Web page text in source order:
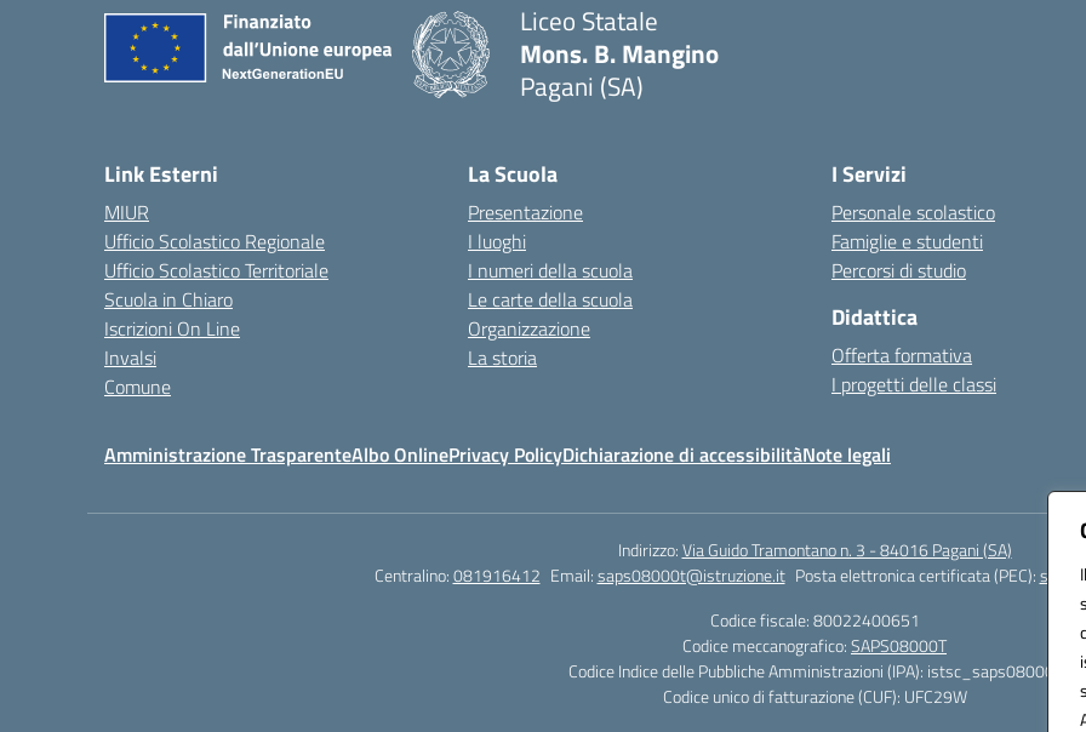
Liceo Statale
Mons. B. Mangino
Pagani (SA)
Link Esterni
MIUR
Ufficio Scolastico Regionale
Ufficio Scolastico Territoriale
Scuola in Chiaro
Iscrizioni On Line
Invalsi
Comune
La Scuola
Presentazione
I luoghi
I numeri della scuola
Le carte della scuola
Organizzazione
La storia
I Servizi
Personale scolastico
Famiglie e studenti
Percorsi di studio
Didattica
Offerta formativa
I progetti delle classi
Amministrazione TrasparenteAlbo OnlinePrivacy PolicyDichiarazione di accessibilitàNote legali
Indirizzo:Via Guido Tramontano n. 3 - 84016 Pagani (SA)
Centralino:081916412 Email:saps08000t@istruzione.it Posta elettronica certificata (PEC):
Codice fiscale: 80022400651
Codice meccanografico:SAPS08000T
Codice Indice delle Pubbliche Amministrazioni (IPA): istsc_saps08000t
Codice unico di fatturazione (CUF): UFC29W